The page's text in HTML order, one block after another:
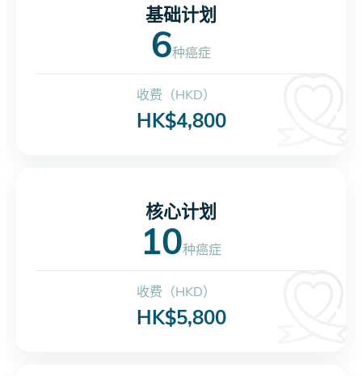
基础计划
6种癌症
收费（HKD）
HK$4,800
核心计划
10种癌症
收费（HKD）
HK$5,800